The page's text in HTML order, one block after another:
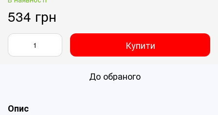
534 грн
Купити
До обраного
Опис